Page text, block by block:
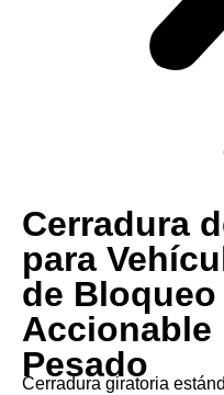
Cerradura
para
de
Accionable
Pesado
​​Cerradura giratoria